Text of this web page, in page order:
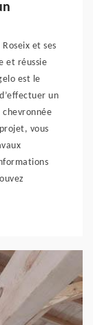
et ses
et réussie
est le
un
chevronnée
vous